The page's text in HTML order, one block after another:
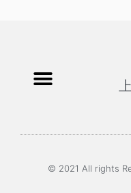
© 2021 All rights